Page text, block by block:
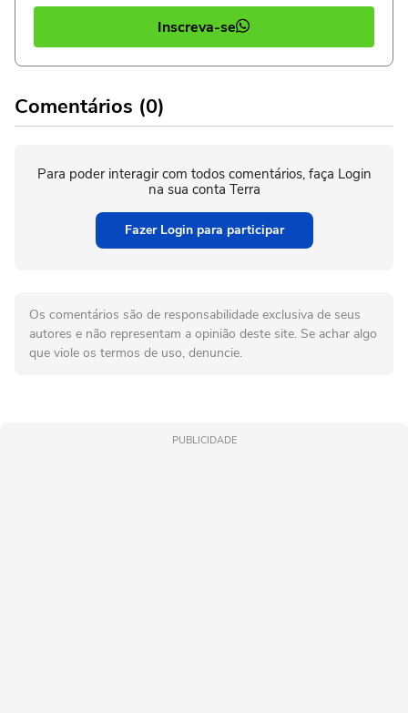
Inscreva-se
Comentários (0)
Para poder interagir com todos comentários, faça Login
na sua conta Terra
Fazer Login para participar
Os comentários são de responsabilidade exclusiva de seus
autores e não representam a opinião deste site. Se achar algo
que viole os termos de uso, denuncie.
PUBLICIDADE